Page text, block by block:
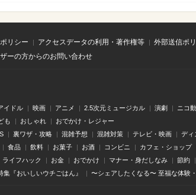
リシー アクセスデータの利用・著作権等 外部送信ポ
ーの方からのお問い合わせ
イドル 映画 アニメ 2.5次元ミュージカル 演劇 ニコ動
も おしゃれ おでかけ・レジャー
裏ワザ・攻略 混雑予想 混雑対策 テレビ・映画 ディ
食品 飲料 お菓子 お酒 コンビニ カフェ・ショップ
ライフハック お金 おでかけ マナー・身だしなみ 節約
集『おいしいウチごはん』 〜シェアしたくなる〜 至福な体験